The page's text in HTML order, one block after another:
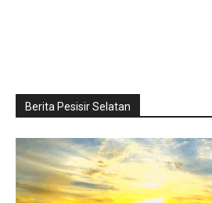
Berita Pesisir Selatan